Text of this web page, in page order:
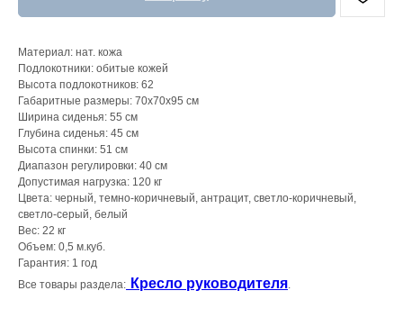
Материал: нат. кожа
Подлокотники: обитые кожей
Высота подлокотников: 62
Габаритные размеры: 70х70х95 см
Ширина сиденья: 55 см
Глубина сиденья: 45 см
Высота спинки: 51 см
Диапазон регулировки: 40 см
Допустимая нагрузка: 120 кг
Цвета: черный, темно-коричневый, антрацит, светло-коричневый,
светло-серый, белый
Вес: 22 кг
Объем: 0,5 м.куб.
Гарантия: 1 год
Все товары раздела: Кресло руководителя.